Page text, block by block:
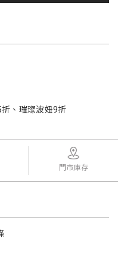
、璀璨波妞9折
門市庫存